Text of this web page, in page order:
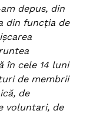
depus, din
din funcţia de
în cele 14 luni
de membrii
de
voluntari, de